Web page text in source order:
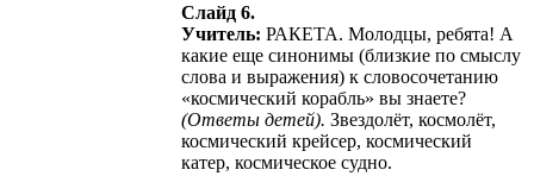
Слайд 6.
Учитель: РАКЕТА. Молодцы, ребята! А
какие еще синонимы (близкие по смыслу
слова и выражения) к словосочетанию
«космический корабль» вы знаете?
(Ответы детей). Звездолёт, космолёт,
космический крейсер, космический
катер, космическое судно.